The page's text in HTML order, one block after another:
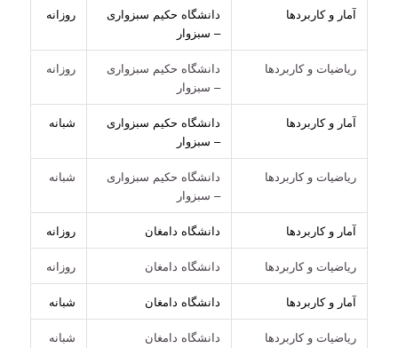
آمار و کاربردها
دانشگاه حکیم سبزواری
– سبزوار
روزانه
ریاضیات و کاربردها
دانشگاه حکیم سبزواری
– سبزوار
روزانه
آمار و کاربردها
دانشگاه حکیم سبزواری
– سبزوار
شبانه
ریاضیات و کاربردها
دانشگاه حکیم سبزواری
– سبزوار
شبانه
آمار و کاربردها دانشگاه دامغان روزانه
ریاضیات و کاربردها دانشگاه دامغان روزانه
آمار و کاربردها دانشگاه دامغان شبانه
ریاضیات و کاربردها دانشگاه دامغان شبانه